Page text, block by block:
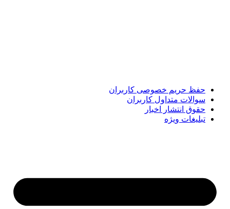
حفظ حریم خصوصی کاربران
سوالات متداول کاربران
حقوق انتشار اخبار
تبلیغات ویژه